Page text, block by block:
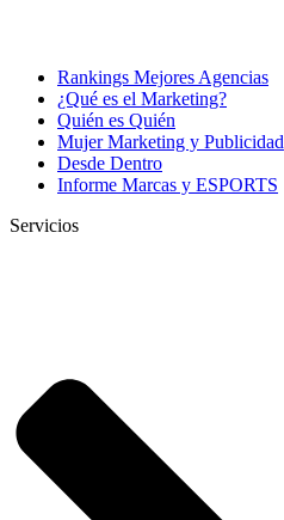
Rankings Mejores Agencias
¿Qué es el Marketing?
Quién es Quién
Mujer Marketing y Publicidad
Desde Dentro
Informe Marcas y ESPORTS
Servicios